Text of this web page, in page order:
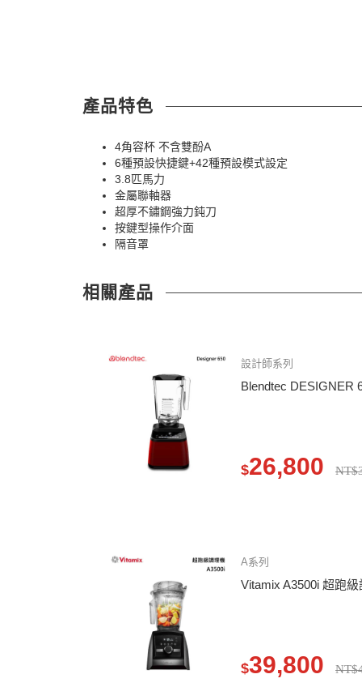
產品特色
4角容杯 不含雙酚A
6種預設快捷鍵+42種預設模式設定
3.8匹馬力
金屬聯軸器
超厚不鏽鋼強力鈍刀
按鍵型操作介面
隔音罩
相關產品
設計師系列
Blendtec DESIGNER
$26,800
A系列
Vitamix A3500i 超跑
$39,800